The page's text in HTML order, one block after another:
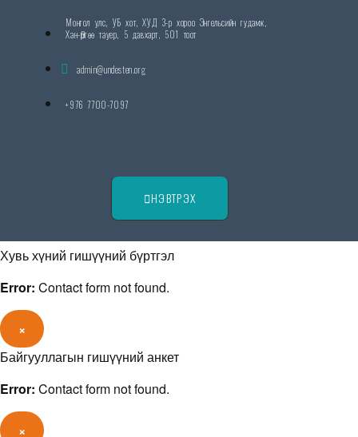
Монгол улс, УБ хот, ХУД 3-р хороо Энгельсийн гудамж,
Хан-Өргөө тауер, 5 давхарт, 501 тоот
admin@undesten.org
+976 7700-7097
НЭВТРЭХ
Хувь хүний гишүүний бүртгэл
Error: Contact form not found.
×
Байгууллагын гишүүний анкет
Error: Contact form not found.
×